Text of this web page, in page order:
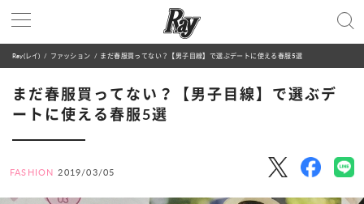
Ray(レイ) ファッション まだ春服買ってない？【男子目線】で選ぶデートに使える春服5選
まだ春服買ってない？【男子目線】で選ぶデ
ートに使える春服5選
FASHION 2019/03/05